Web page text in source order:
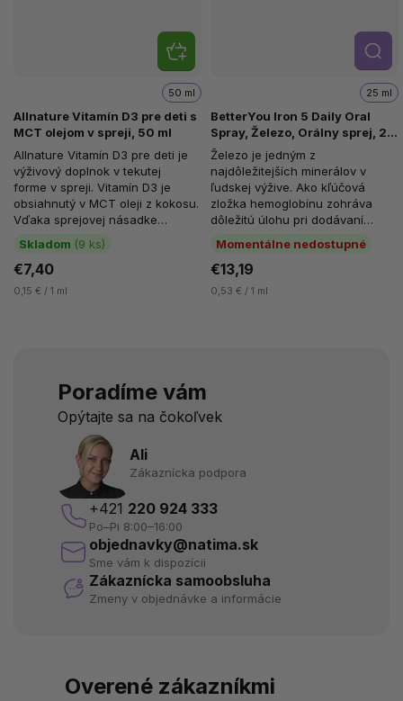
Allnature Vitamín D3 pre deti s
MCT olejom v spreji, 50 ml
Skladom (9 ks)
50 ml
€7,40
0,15 € / 1 ml
Allnature Vitamín D3 pre deti je
výživový doplnok v tekutej
forme v spreji. Vitamín D3 je
obsiahnutý v MCT oleji z kokosu.
Vďaka sprejovej násadke
je užívanie veľmi...
BetterYou Iron 5 Daily Oral
Spray, Železo, Orálny sprej, 25
ml (192 strekov)
Momentálne nedostupné
25 ml
€13,19
0,53 € / 1 ml
Detail
Železo je jedným z
najdôležitejších minerálov v
ľudskej výžive. Ako kľúčová
zložka hemoglobínu zohráva
dôležitú úlohu pri dodávaní
všetkých buniek...
Poradíme vám
Opýtajte sa na čokoľvek
Ali
Zákaznícka podpora
+421 220 924 333
Po–Pi 8:00–16:00
objednavky@natima.sk
Sme vám k dispozícii
Zákaznícka samoobsluha
Zmeny v objednávke a informácie
Overené zákazníkmi